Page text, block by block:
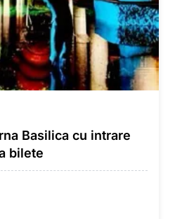
Basilica cu intrare
bilete